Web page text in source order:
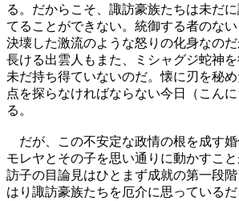
る。だからこそ、諏訪豪族たちは未だ
てることができない。統御する者のな
決壊した激流のような怒りの化身なの
長ける出雲人もまた、ミシャグジ蛇神
未だ持ち得ていないのだ。懐に刃を秘
点を探らなければならない今日（こん
る。
だが、この不安定な政情の根を成す婚
モレヤとその子を思い通りに動かすこ
訪子の目論見はひとまず成就の第一段
はり諏訪豪族たちを厄介に思っている